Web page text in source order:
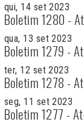
qui, 14 set 2023
Boletim 1280 -
qua, 13 set 2023
Boletim 1279 -
ter, 12 set 2023
Boletim 1278 -
seg, 11 set 2023
Boletim 1277 -